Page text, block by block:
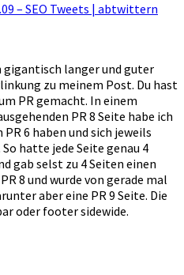
– SEO Tweets | abtwittern
gigantisch langer und guter
zu meinem Post. Du hast
PR gemacht. In einem
PR 8 Seite habe ich
6 haben und sich jeweils
hatte jede Seite genau 4
gab selst zu 4 Seiten einen
8 und wurde von gerade mal
aber eine PR 9 Seite. Die
oder footer sidewide.